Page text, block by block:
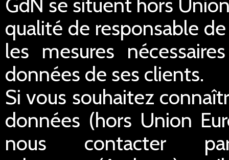
qualité de responsable
les mesures
données de ses clients.
Si vous souhaitez
données (hors Union
nous contacter